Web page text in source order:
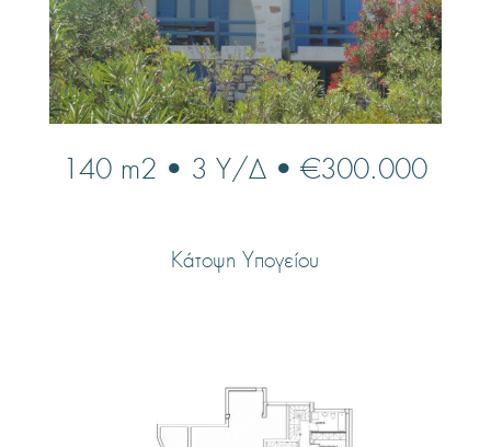
140 m2 • 3 Υ/Δ • €300.000
Κάτοψη Υπογείου